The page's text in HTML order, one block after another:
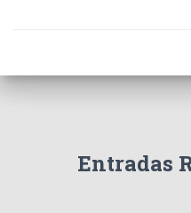
Entradas